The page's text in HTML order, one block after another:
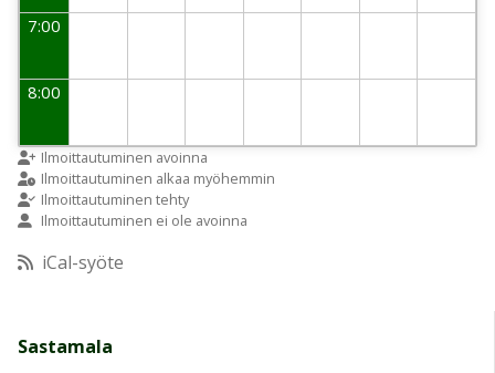
7:00
8:00
9:00
10:00
12:00
Ilmoittautuminen avoinna
Ilmoittautuminen alkaa myöhemmin
Ilmoittautuminen tehty
Ilmoittautuminen ei ole avoinna
iCal-syöte
Sastamala